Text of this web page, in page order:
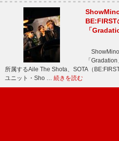
BE:FIRST
「
「
所属するAile The Shota、SOTA（
ユニット・Sho … 続きを読む